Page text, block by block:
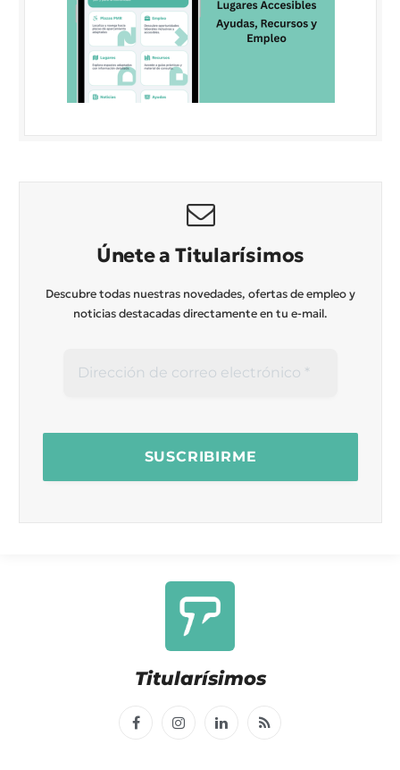
Únete a Titularísimos
Descubre todas nuestras novedades, ofertas de empleo y
noticias destacadas directamente en tu e-mail.
Titularísimos
FacebookInstagramLinkedInRSS